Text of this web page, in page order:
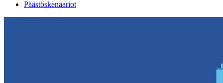
Päästöskenaariot